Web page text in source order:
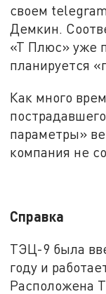
своем
Демкин.
«Т Плюс» уже
планируется
Как много
параметры»
компания не
Справка
ТЭЦ-9 была
году и
Расположена